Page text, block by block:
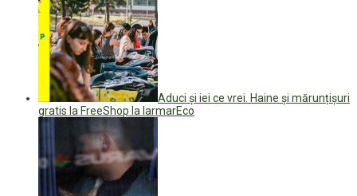
Aduci și iei ce vrei. Haine și mărunțișuri
gratis la FreeShop la IarmarEco